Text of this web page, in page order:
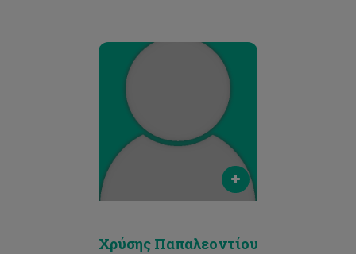
c.papaleontiou@cut.ac.cy
Χρύσης Παπαλεοντίου